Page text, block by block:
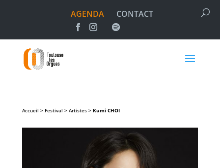
AGENDA CONTACT
Accueil > Festival > Artistes > Kumi CHOI